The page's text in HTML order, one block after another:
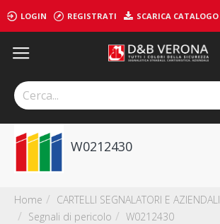
LOGIN REGISTRATI SCARICA CATALOGO
Home
CARTELLI SEGNALATORI E AZIENDALI
Segnali di pericolo
W0212430
W0212430